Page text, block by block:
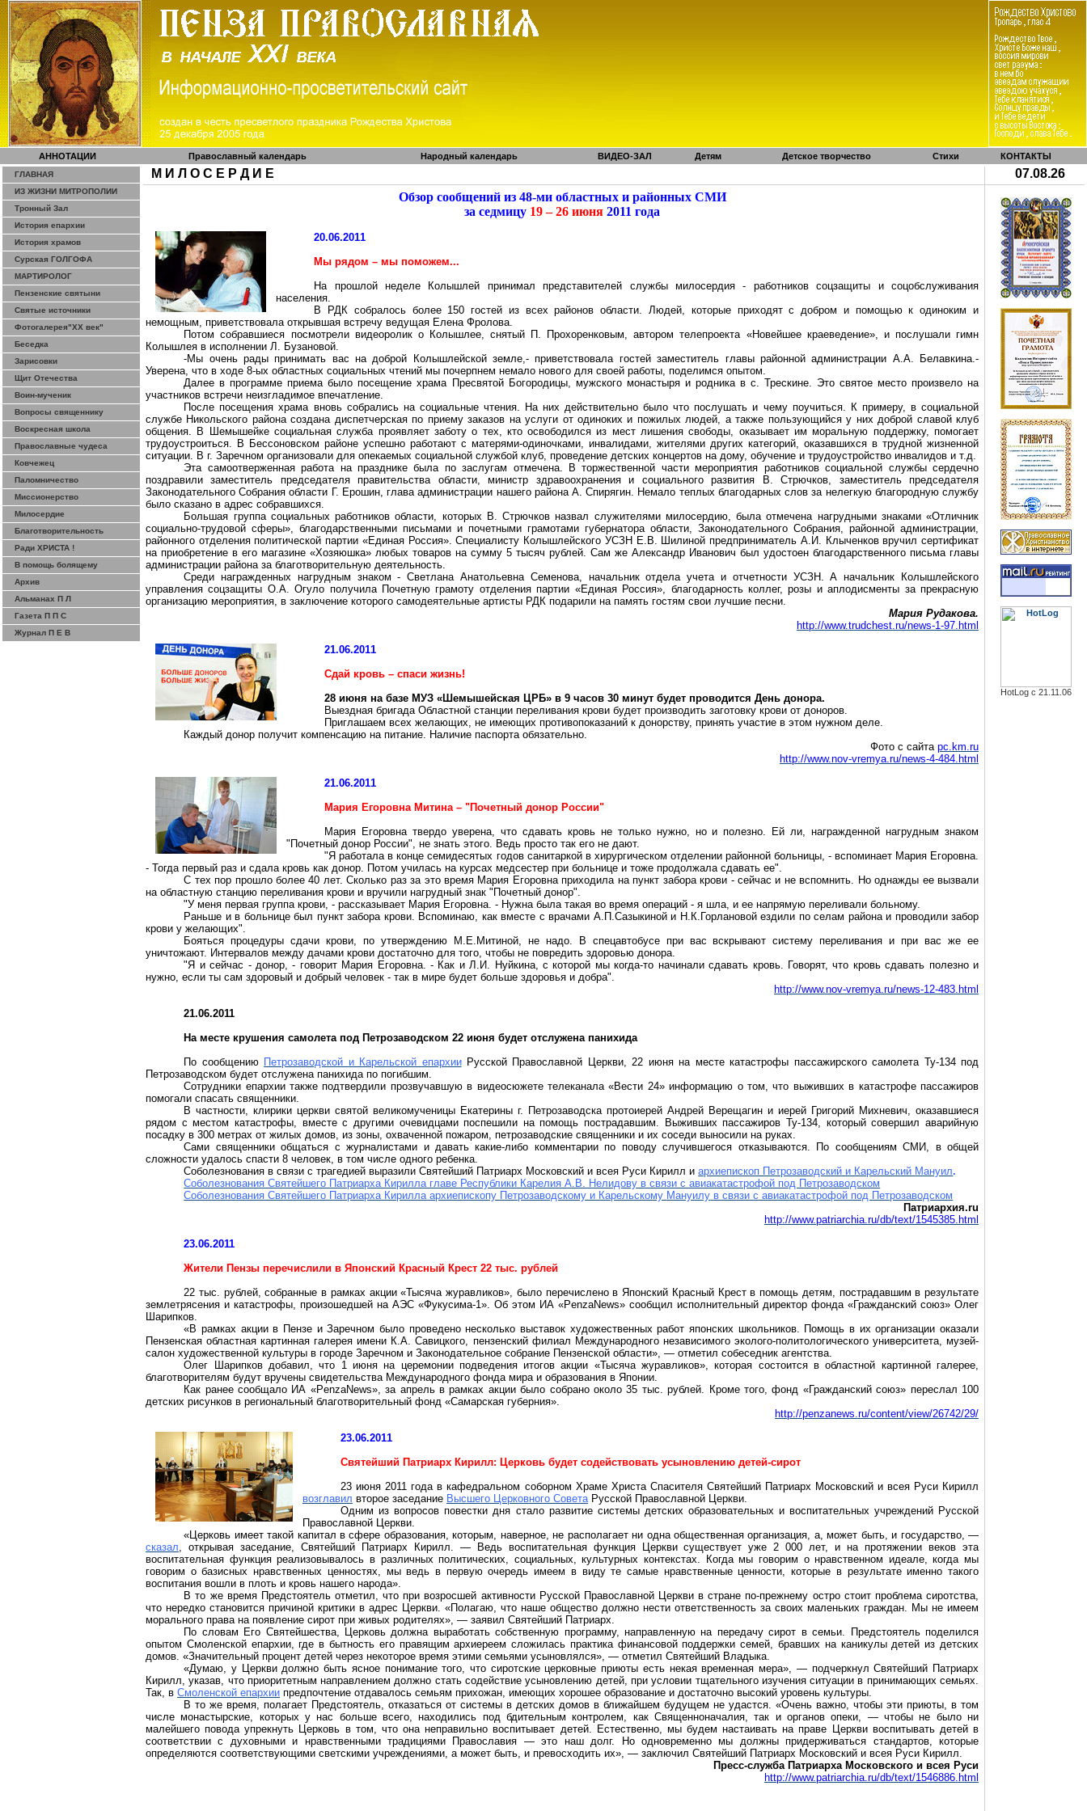
АННОТАЦИИ Православный календарь Народный календарь ВИДЕО-ЗАЛ Детям Детское творчество Стихи КОНТАКТЫ
ГЛАВНАЯ
ИЗ ЖИЗНИ МИТРОПОЛИИ
Тронный Зал
История епархии
История храмов
Сурская ГОЛГОФА
МАРТИРОЛОГ
Пензенские святыни
Святые источники
Фотогалерея"ХХ век"
Беседка
Зарисовки
Щит Отечества
Воин-мученик
Вопросы священнику
Воскресная школа
Православные чудеса
Ковчежец
Паломничество
Миссионерство
Милосердие
Благотворительность
Ради ХРИСТА !
В помощь болящему
Архив
Альманах П Л
Газета П П С
Журнал П Е В
М И Л О С Е Р Д И Е
07.08.26
Обзор сообщений из 48-ми областных и районных СМИ
за седмицу 19 – 26 июня 2011 года
20.06.2011
Мы рядом – мы поможем...
На прошлой неделе
Колышлей принимал представителей службы милосердия - работников соцзащиты исоцобслуживания
населения.
В РДК собралось более 150 гостей из всех районов области. Людей, которые приходят с добром и помощью к одиноким и
немощным, приветствовала открывшая встречу ведущая Елена Фролова.
Потомсобравшиеся посмотрели видеоролик о Колышлее, снятый П. Прохоренковым, авторомтелепроекта«Новейшее краеведение», и послушали гимн
Колышлея в исполнении Л. Бузановой.
-Мы очень рады принимать вас на доброй
Колышлейскойземле,- приветствовала гостей заместитель главы районной администрации А.А. Белавкина.-
Уверена, что в ходе 8-ых областных социальных чтений мы почерпнем немало нового для своей работы, поделимся опытом.
Далее в программе приема было посещение храма Пресвятой Богородицы, мужского монастыря и родника в с. Трескине. Это святое место произвело на
участников встречи неизгладимое впечатление.
После посещения храма вновь собрались на социальные чтения. На них действительно было что послушать и чему поучиться. К примеру, в социальной
службе Никольского района создана диспетчерская по приему заказов на услуги от одиноких и пожилых людей, а также пользующийся у них доброй славой клуб
общения. В Шемышейке социальная служба проявляет заботу о тех, кто освободился из мест лишения свободы, оказывает им моральную поддержку, помогает
трудоустроиться. В Бессоновском районе успешно работают с матерями-одиночками, инвалидами, жителями других категорий, оказавшихся в трудной жизненной
ситуации. В г. Заречном организовали для опекаемых социальной службой клуб, проведение детских концертов на дому, обучение и трудоустройство инвалидов и т.д.
Эта самоотверженная работа на празднике была по заслугам отмечена. В торжественной части мероприятия работников социальной службы сердечно
поздравили заместитель председателя правительства области, министр здравоохранения и социального развития В.Стрючков, заместитель председателя
Законодательного Собрания области Г. Ерошин, глава администрации нашего района А.Спирягин. Немало теплых благодарных слов за нелегкую благородную службу
было сказано в адрес собравшихся.
Большая группа социальных работников области, которых В.Стрючков назвал служителями милосердию, была отмечена нагрудными знаками «Отличник
социально-трудовой сферы», благодарственными письмами и почетными грамотами губернатора области, Законодательного Собрания, районной администрации,
районного отделения политической партии «Единая Россия». Специалисту Колышлейского УСЗН Е.В. Шилиной предприниматель А.И. Клыченковвручил сертификат
на приобретение в его магазине «Хозяюшка» любых товаров на сумму 5 тысяч рублей. Сам же Александр Иванович был удостоен благодарственного письма главы
администрации района за благотворительную деятельность.
Срединагражденных нагрудным знаком - Светлана Анатольевна Семенова, начальник отдела учета и отчетности УСЗН. А начальник
Колышлейского
управления соцзащиты О.А.Огуло получила Почетную грамоту отделения партии «Единая Россия», благодарность коллег, розы и аплодисменты за прекрасную
организацию мероприятия, в заключение которого самодеятельные артисты РДК подарили на память гостям свои лучшие песни.
Мария Рудакова.
http://www.trudchest.ru/news-1-97.html
21.06.2011
Сдай кровь – спаси жизнь!
28 июня на базе МУЗ «Шемышейская ЦРБ» в 9 часов 30 минут будетпроводится День донора.
Выездная бригада Областной станции переливания крови будет производить заготовку крови от доноров.
Приглашаем всех желающих, не имеющих противопоказаний к донорству, принять участие в этом нужном деле.
Каждый донор получит компенсацию на питание. Наличие паспорта обязательно.
Фото с сайта pc.km.ru
http://www.nov-vremya.ru/news-4-484.html
21.06.2011
Мария Егоровна Митина – "Почетный донор России"
Мария Егоровна твердо уверена, что сдавать кровь не только нужно, но и полезно. Ей ли, награжденной нагрудным знаком
"Почетный донор России", не знать этого. Ведь просто так его не дают.
"Я работала в конце семидесятых годов санитаркой в хирургическом отделении районной больницы, - вспоминает Мария Егоровна.
- Тогда первый раз и сдала кровь как донор. Потом училась на курсах медсестер при больнице и тоже продолжала сдавать ее".
С тех пор прошло более 40 лет. Сколько раз за это время Мария Егоровна приходила на пункт забора крови - сейчас и не вспомнить. Но однажды ее вызвали
на областную станцию переливания крови и вручили нагрудный знак "Почетный донор".
"У меня первая группа крови, - рассказывает Мария Егоровна. - Нужна была такая во время операций - я шла, и ее напрямую переливали больному.
Раньше и в больнице был пункт забора крови. Вспоминаю, как вместе с врачами А.П.Сазыкинойи Н.К.Горлановойездили по селам района и проводили забор
крови у желающих".
Бояться процедуры сдачи крови, по утверждению М.Е.Митиной, не надо. В спецавтобусепри вас вскрывают систему переливания и при вас же ее
уничтожают. Интервалов между дачами крови достаточно для того, чтобы не повредить здоровью донора.
"Я и сейчас - донор, - говорит Мария Егоровна. - Как и Л.И. Нуйкина, скоторой мы когда-то начинали сдавать кровь. Говорят, что кровь сдавать полезно и
нужно, если ты сам здоровый и добрый человек - так в мире будет больше здоровья и добра".
http://www.nov-vremya.ru/news-12-483.html
21.06.2011
На месте крушения самолета под Петрозаводском 22 июня будет отслужена панихида
По сообщению Петрозаводской и Карельской епархииРусской Православной Церкви, 22 июня на месте катастрофы пассажирского самолета Ту-134 под
Петрозаводском будет отслужена панихида по погибшим.
Сотрудники епархии также подтвердили прозвучавшую в видеосюжете телеканала «Вести 24» информацию о том, что выживших в катастрофе пассажиров
помогали спасать священники.
В частности, клирики церкви святой великомученицы Екатериныг. Петрозаводска протоиерей Андрей Верещагин и иерей Григорий Михневич, оказавшиеся
рядом с местом катастрофы, вместе с другими очевидцами поспешили на помощь пострадавшим. Выживших пассажиров Ту-134, которыйсовершил аварийную
посадку в 300 метрах от жилых домов, из зоны, охваченной пожаром, петрозаводские священники и их соседи выносили на руках.
Сами священники общаться с журналистами и давать какие-либо комментарии по поводу случившегося отказываются. По сообщениям СМИ, в общей
сложности удалось спасти 8 человек, в том числе одного ребенка.
Соболезнования в связи с трагедией выразили Святейший Патриарх Московский и всея Руси Кирилл иархиепископ Петрозаводский и Карельский Мануил.
Соболезнования Святейшего Патриарха Кирилла главе Республики Карелия А.В. Нелидову в связи с авиакатастрофой под Петрозаводском
Соболезнования Святейшего Патриарха Кирилла архиепископу Петрозаводскому и Карельскому Мануилу в связи с авиакатастрофой под Петрозаводском
Патриархия.ru
http://www.patriarchia.ru/db/text/1545385.html
23.06.2011
Жители Пензы перечислили в Японский Красный Крест 22 тыс. рублей
22 тыс. рублей, собранные в рамках акции «Тысяча журавликов», было перечислено в Японский Красный Крест в помощь детям, пострадавшим в результате
землетрясения и катастрофы, произошедшей на АЭС «Фукусима-1». Об этом ИА «PenzaNews» сообщил исполнительный директор фонда «Гражданский союз» Олег
Шарипков.
«В рамках акции в Пензе и Заречном было проведено несколько выставок художественных работ японских школьников. Помощь в их организации оказали
Пензенская областная картинная галерея имени К.А. Савицкого, пензенский филиал Международного независимого эколого-политологического университета, музей-
салон художественной культуры в городе Заречном и Законодательное собрание Пензенской области», — отметил собеседник агентства.
Олег
Шарипковдобавил, что 1 июня на церемонии подведения итогов акции «Тысяча журавликов», которая состоится в областной картинной галерее,
благотворителям будут вручены свидетельства Международного фонда мира и образования в Японии.
Как ранее сообщало ИА «PenzaNews», за апрель в рамках акции было собрано около 35 тыс. рублей. Кроме того, фонд «Гражданский союз» переслал 100
детских рисунков в региональный благотворительный фонд «Самарская губерния».
http://penzanews.ru/content/view/26742/29/
23.06.2011
Святейший Патриарх Кирилл: Церковь будет содействовать усыновлению детей-сирот
23 июня 2011 года в кафедральном соборном Храме Христа Спасителя Святейший Патриарх Московский и всея Руси Кирилл
возглавил второе заседание Высшего Церковного СоветаРусской Православной Церкви.
Одним из вопросов повестки дня стало развитие системы детских образовательных и воспитательных учреждений Русской
Православной Церкви.
«Церковь имеет такой капитал в сфере образования, которым, наверное, не располагает ни одна общественная организация, а, может быть, и государство, —
сказал, открывая заседание, Святейший Патриарх Кирилл. — Ведь воспитательная функция Церкви существует уже 2 000 лет, и на протяжении веков эта
воспитательная функция реализовывалось в различных политических, социальных, культурных контекстах. Когда мы говорим о нравственном идеале, когда мы
говорим о базисных нравственных ценностях, мы ведь в первую очередь имеем в виду те самые нравственные ценности, которые в результате именно такого
воспитания вошли в плоть и кровь нашего народа».
В то же время Предстоятель отметил, что при возросшей активности Русской Православной Церкви в стране по-прежнему остро стоит проблема сиротства,
что нередко становится причиной критики в адрес Церкви. «Полагаю, что наше общество должно нести ответственность за своих маленьких граждан. Мы не имеем
морального права на появление сирот при живых родителях», — заявил Святейший Патриарх.
По словам Его Святейшества, Церковь должна выработать собственную программу, направленную на передачу сирот в семьи. Предстоятель поделился
опытом Смоленской епархии, где в бытность его правящим архиереем сложилась практика финансовой поддержки семей, бравших на каникулы детей из детских
домов. «Значительный процент детей через некоторое время этими семьями усыновлялся», — отметил Святейший Владыка.
«Думаю, у Церкви должно быть ясное понимание того, что сиротские церковные приюты есть некая временная мера», — подчеркнул Святейший Патриарх
Кирилл, указав, что приоритетным направлением должно стать содействие усыновлению детей, при условии тщательного изучения ситуации в принимающих семьях.
Так, в Смоленской епархии предпочтение отдавалось семьям прихожан, имеющих хорошее образование и достаточно высокий уровень культуры.
В то же время, полагает Предстоятель, отказаться от системы в детских домов в ближайшем будущем не удастся. «Очень важно, чтобы эти приюты, в том
числе монастырские, которых у нас больше всего, находились под бдительным контролем, как Священноначалия, так и органов опеки, — чтобы не было ни
малейшего повода упрекнуть Церковь в том, что она неправильно воспитывает детей. Естественно, мы будем настаивать на праве Церкви воспитывать детей в
соответствии с духовными и нравственными традициями Православия — это наш долг. Но одновременно мы должны придерживаться стандартов, которые
определяются соответствующими светскими учреждениями, а может быть, и превосходить их», — заключил Святейший Патриарх Московский и всея Руси Кирилл.
Пресс-служба Патриарха Московского и всея Руси
http://www.patriarchia.ru/db/text/1546886.html
HotLog с 21.11.06